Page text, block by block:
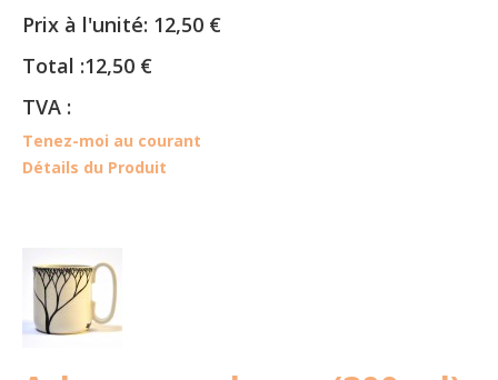
Prix à l'unité: 12,50 €
Total :12,50 €
TVA :
Tenez-moi au courant
Détails du Produit